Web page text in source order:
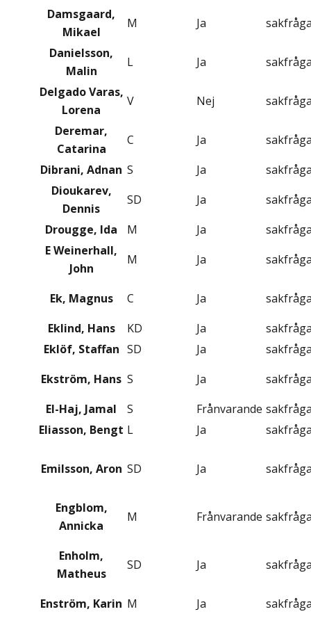
Damsgaard,
Mikael
M Ja
Danielsson,
Malin
L Ja
Delgado Varas,
Lorena
V Nej
Deremar,
Catarina
C Ja
Dibrani, Adnan S Ja
Dioukarev,
Dennis
SD Ja
Drougge, Ida
M Ja
E Weinerhall,
John
M Ja
Ek, Magnus C Ja
Eklind, Hans
KD Ja
Eklöf, Staffan SD Ja
Ekström, Hans S Ja
El-Haj, Jamal
S Frånvarande
Eliasson, Bengt L Ja
Emilsson, Aron SD Ja
Engblom,
Annicka
M Frånvarande
Enholm,
Matheus
SD Ja
Enström, Karin M Ja